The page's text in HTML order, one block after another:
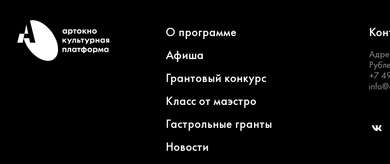
О программе
Афиша
Грантовый конкурс
Класс от маэстро
Гастрольные гранты
Новости
+7